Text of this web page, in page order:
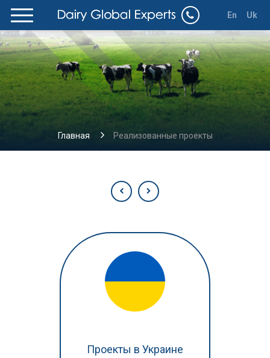
En Uk
Главная Реализованные проекты
Проекты в Украине